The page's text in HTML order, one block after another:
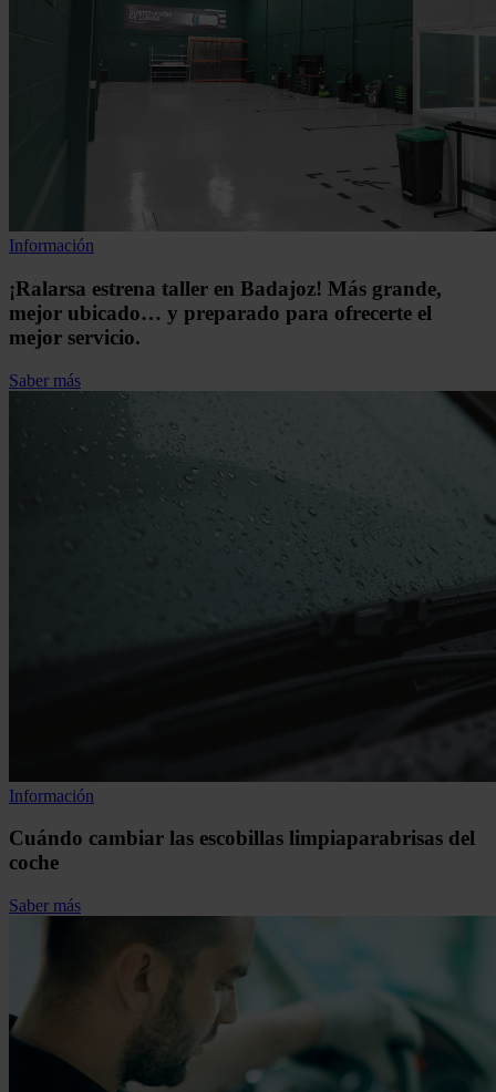
Información
¡Ralarsa estrena taller en Badajoz! Más grande,
mejor ubicado… y preparado para ofrecerte el
mejor servicio.
Saber más
Información
Cuándo cambiar las escobillas limpiaparabrisas del
coche
Saber más